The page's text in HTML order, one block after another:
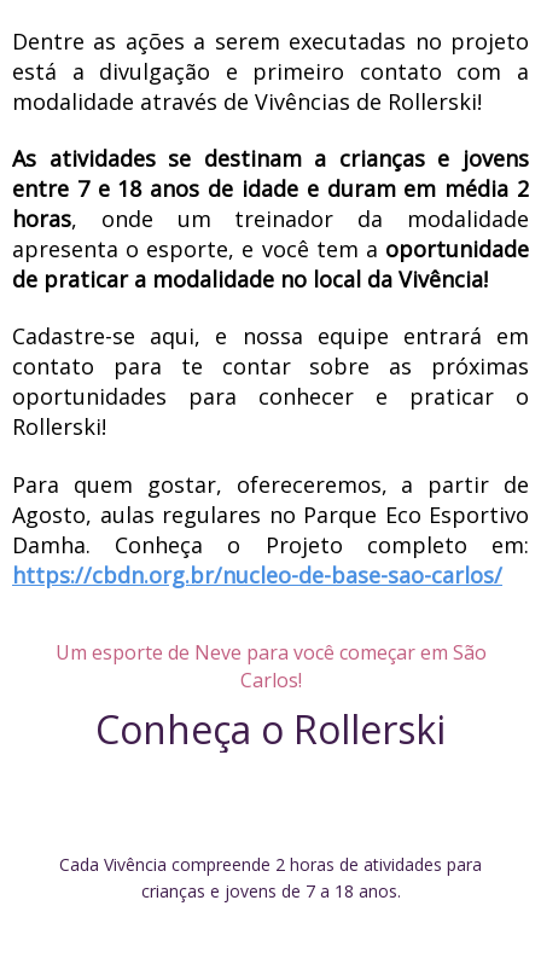
Dentre as ações a serem executadas no projeto
está a divulgação e primeiro contato com a
modalidade através de Vivências de Rollerski!
As atividades se destinam a crianças e jovens
entre 7 e 18 anos de idade e duram em média 2
horas, onde um treinador da modalidade
apresenta o esporte, e você tem a oportunidade
de praticar a modalidade no local da Vivência!
Cadastre-se aqui, e nossa equipe entrará em
contato para te contar sobre as próximas
oportunidades para conhecer e praticar o
Rollerski!
Para quem gostar, ofereceremos, a partir de
Agosto, aulas regulares no Parque Eco Esportivo
Damha. Conheça o Projeto completo em:
https://cbdn.org.br/nucleo-de-base-sao-carlos/
Um esporte de Neve para você começar em São
Carlos!
Conheça o Rollerski
Cada Vivência compreende 2 horas de atividades para
crianças e jovens de 7 a 18 anos.